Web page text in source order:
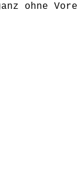
ohne